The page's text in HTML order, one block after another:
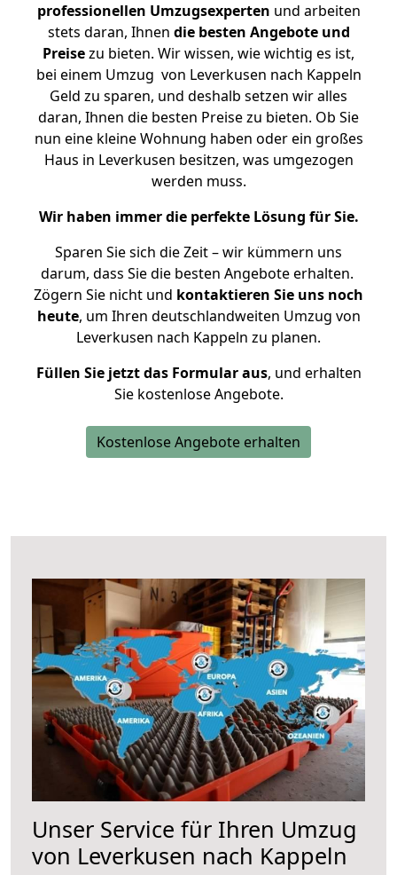
professionellen Umzugsexperten und arbeiten
stets daran, Ihnen die besten Angebote und
Preisezu bieten. Wir wissen, wie wichtig es ist,
bei einem Umzug von Leverkusen nach Kappeln
Geld zu sparen, und deshalb setzen wir alles
daran, Ihnen die besten Preise zu bieten. Ob Sie
nun eine kleine Wohnung haben oder ein großes
Haus in Leverkusen besitzen, was umgezogen
werden muss.
Wir haben immer die perfekte Lösung für Sie.
Sparen Sie sich die Zeit – wir kümmern uns
darum, dass Sie die besten Angebote erhalten.
Zögern Sie nicht und kontaktieren Sie uns noch
heute, um Ihren deutschlandweiten Umzug von
Leverkusen nach Kappeln zu planen.
Füllen Sie jetzt das Formular aus, und erhalten
Sie kostenlose Angebote.
Kostenlose Angebote erhalten
Unser Service für Ihren Umzug
von Leverkusen nach Kappeln